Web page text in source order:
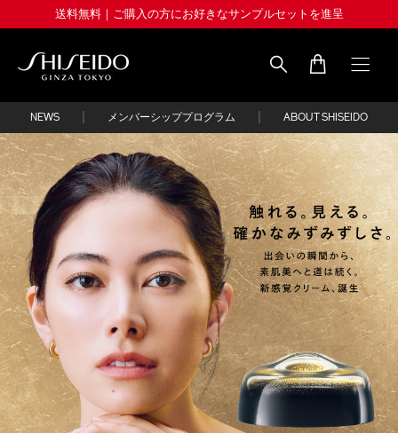
content
送料無料｜ご購入の方にお好きなサンプルセットを進呈
Shiseido
NEWS メンバーシッププログラム ABOUT SHISEIDO